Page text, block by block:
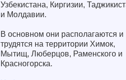
Узбекистана, Киргизии,
и Молдавии.
В основном они располагаются и
трудятся на территории Химок,
Мытищ, Люберцов, Раменского и
Красногорска.